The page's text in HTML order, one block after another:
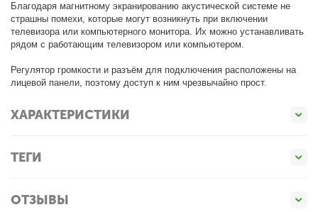
Благодаря магнитному экранированию акустической системе не
страшны помехи, которые могут возникнуть при включении
телевизора или компьютерного монитора. Их можно устанавливать
рядом с работающим телевизором или компьютером.
Регулятор громкости и разъём для подключения расположены на
лицевой панели, поэтому доступ к ним чрезвычайно прост.
ХАРАКТЕРИСТИКИ
ТЕГИ
ОТЗЫВЫ